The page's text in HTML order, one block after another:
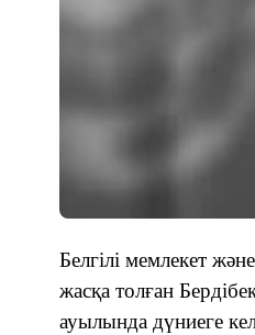
Белгілі мемлекет
жасқа толған
ауылында дүниеге